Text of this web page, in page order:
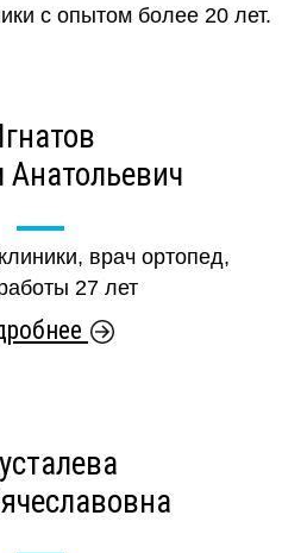
с опытом более 20 лет.
врач ортопед,
27 лет